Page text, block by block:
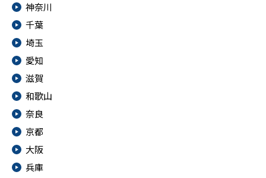
神奈川
千葉
埼玉
愛知
滋賀
和歌山
奈良
京都
大阪
兵庫
障害別専門支援の就労移行支援サービス
IT・Web制作スキルを身につける就労移行支援サービス
ソーシャルファームサービス
しいたけ生産で実現する
新しい障害者雇用支援サービス